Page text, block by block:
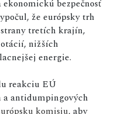
bezpečnosť
že európsky trh
tretích krajín,
nižších
energie.
reakciu EÚ
a antidumpingových
komisiu, aby